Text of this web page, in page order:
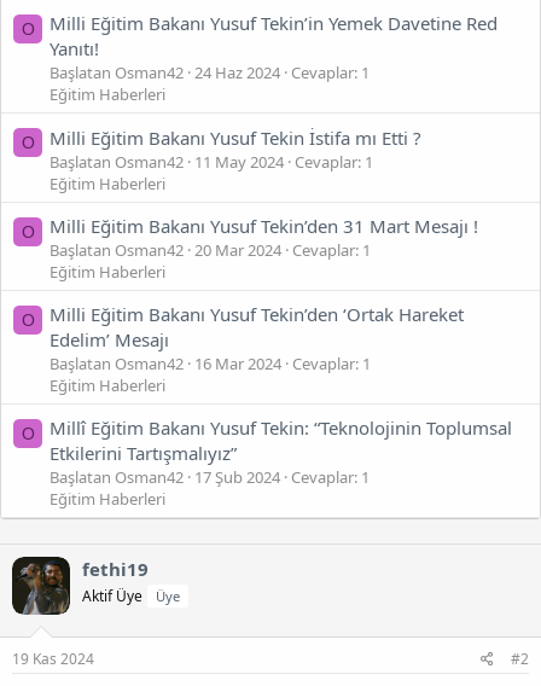
O
Milli Eğitim Bakanı Yusuf Tekin’in Yemek Davetine Red
Yanıtı!
Başlatan Osman42 24 Haz 2024 Cevaplar: 1
Eğitim Haberleri
O Milli Eğitim Bakanı Yusuf Tekin İstifa mı Etti ?
Başlatan Osman42 11 May 2024 Cevaplar: 1
Eğitim Haberleri
O Milli Eğitim Bakanı Yusuf Tekin’den 31 Mart Mesajı !
Başlatan Osman42 20 Mar 2024 Cevaplar: 1
Eğitim Haberleri
O
Milli Eğitim Bakanı Yusuf Tekin’den ‘Ortak Hareket
Edelim’ Mesajı
Başlatan Osman42 16 Mar 2024 Cevaplar: 1
Eğitim Haberleri
O
Millî Eğitim Bakanı Yusuf Tekin: “Teknolojinin Toplumsal
Etkilerini Tartışmalıyız”
Başlatan Osman42 17 Şub 2024 Cevaplar: 1
Eğitim Haberleri
fethi19
Aktif Üye Üye
19 Kas 2024 #2